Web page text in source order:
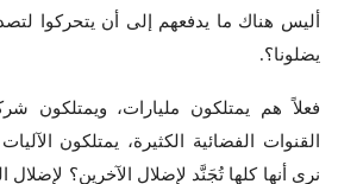
أليس هناك ما يدفعهم إلى أن يتحركوا
يضلونا؟.
فعلاً هم يمتلكون مليارات، ويمتلكون
القنوات الفضائية الكثيرة، يمتلكون
نرى أنها كلها تُجَنَّد لإضلال الآخرين؟